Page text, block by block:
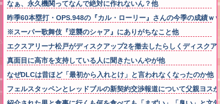
なぁ、永久機関ってなんで絶対に作れないん？他
昨季60本塁打・OPS.948の『カル・ローリー』さんの今季の成績ｗ
※スーパー歌舞伎『逆襲のシャア』にありがちなこと他
エクスアリーナ松戸がディスクアップ2を撤去したらしくディスク
真面目に高市を支持している人に聞きたいんやが他
なぜDLCは昔ほど「最初から入れとけ」と言われなくなったのか他
フェルスタッペンとレッドブルの新契約交渉報道について父親ヨス